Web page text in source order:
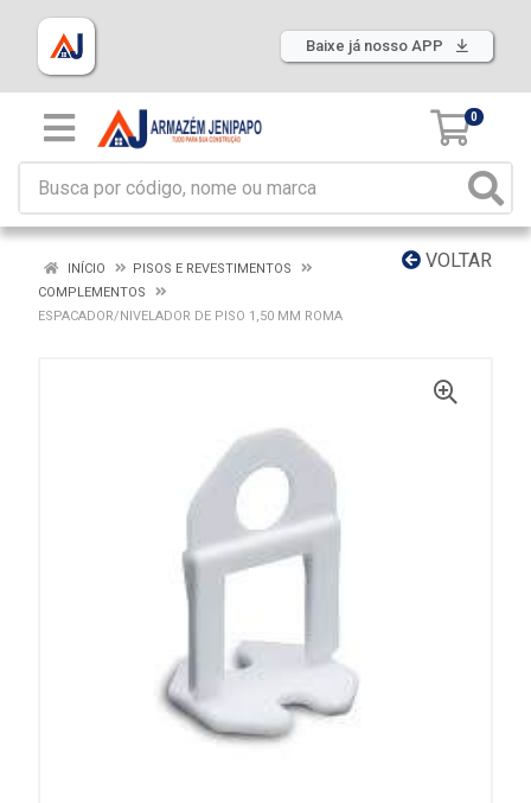
Baixe já nosso APP
0
VOLTAR
INÍCIO
PISOS E REVESTIMENTOS
COMPLEMENTOS
ESPACADOR/NIVELADOR DE PISO 1,50 MM ROMA